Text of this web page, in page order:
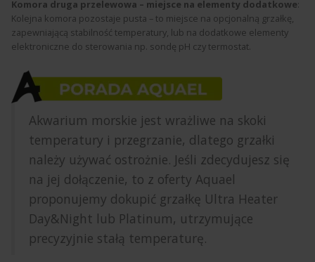
Komora druga przelewowa – miejsce na elementy dodatkowe:
Kolejna komora pozostaje pusta – to miejsce na opcjonalną grzałkę,
zapewniającą stabilność temperatury, lub na dodatkowe elementy
elektroniczne do sterowania np. sondę pH czy termostat.
Akwarium morskie jest wrażliwe na skoki
temperatury i przegrzanie, dlatego grzałki
należy używać ostrożnie. Jeśli zdecydujesz się
na jej dołączenie, to z oferty Aquael
proponujemy dokupić grzałkę Ultra Heater
Day&Night lub Platinum, utrzymujące
precyzyjnie stałą temperaturę.